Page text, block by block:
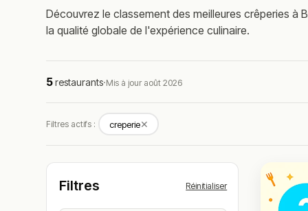
Découvrez le classement des meilleures crêperies à
la qualité globale de l'expérience culinaire.
5restaurants·Mis à jour août 2026
Filtres actifs : creperie✕
Filtres Réinitialiser